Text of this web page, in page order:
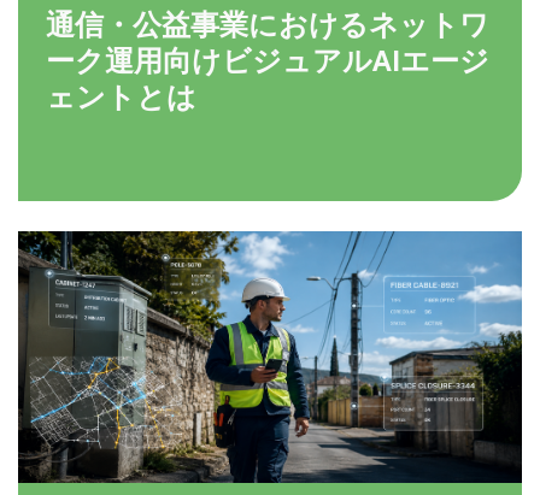
通信・公益事業におけるネットワ
ーク運用向けビジュアルAIエージ
ェントとは